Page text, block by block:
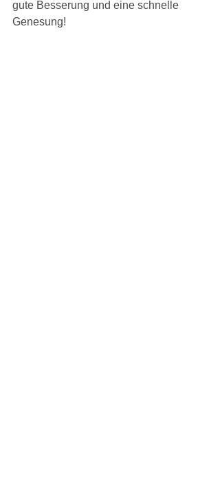
gute Besserung und eine schnelle
Genesung!